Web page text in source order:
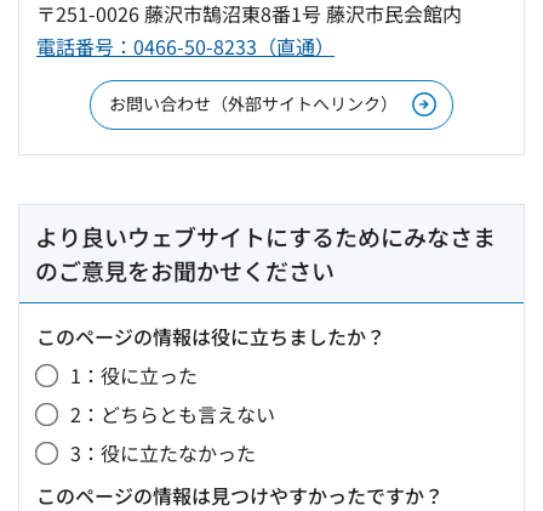
〒251-0026 藤沢市鵠沼東8番1号 藤沢市民会館内
電話番号：0466-50-8233（直通）
お問い合わせ（外部サイトへリンク）
より良いウェブサイトにするためにみなさま
のご意見をお聞かせください
このページの情報は役に立ちましたか？
1：役に立った
2：どちらとも言えない
3：役に立たなかった
このページの情報は見つけやすかったですか？